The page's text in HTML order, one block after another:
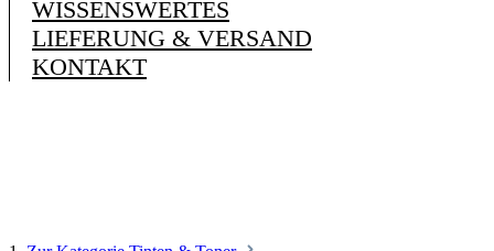
WISSENSWERTES
LIEFERUNG & VERSAND
KONTAKT